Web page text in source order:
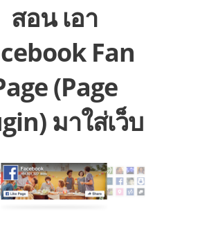
สอน เอา
Fan
(Page
มาใส่เว็บ